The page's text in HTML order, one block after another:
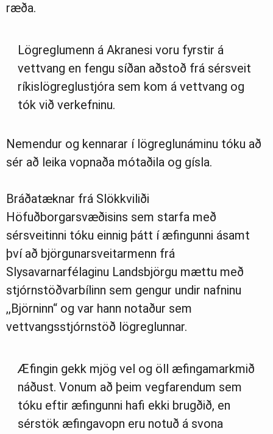
ræða.
Lögreglumenn á Akranesi voru fyrstir á
vettvang en fengu síðan aðstoð frá sérsveit
ríkislögreglustjóra sem kom á vettvang og
tók við verkefninu.
Nemendur og kennarar í lögreglunáminu tóku að
sér að leika vopnaða mótaðila og gísla.
Bráðatæknar frá Slökkviliði
Höfuðborgarsvæðisins sem starfa með
sérsveitinni tóku einnig þátt í æfingunni ásamt
því að björgunarsveitarmenn frá
Slysavarnarfélaginu Landsbjörgu mættu með
stjórnstöðvarbílinn sem gengur undir nafninu
,,Björninn“ og var hann notaður sem
vettvangsstjórnstöð lögreglunnar.
Æfingin gekk mjög vel og öll æfingamarkmið
náðust. Vonum að þeim vegfarendum sem
tóku eftir æfingunni hafi ekki brugðið, en
sérstök æfingavopn eru notuð á svona